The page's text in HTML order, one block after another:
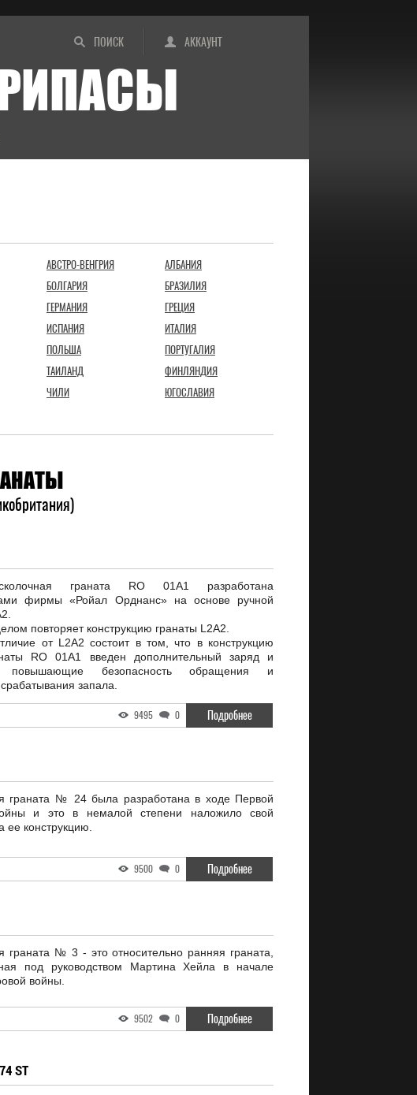
ПОИСК АККАУНТ
АВСТРО-ВЕНГРИЯ
АЛБАНИЯ
БОЛГАРИЯ
БРАЗИЛИЯ
ГЕРМАНИЯ
ГРЕЦИЯ
ИСПАНИЯ
ИТАЛИЯ
ПОЛЬША
ПОРТУГАЛИЯ
ТАИЛАНД
ФИНЛЯНДИЯ
ЧИЛИ
ЮГОСЛАВИЯ
граната RO 01A1 разработана
фирмы «Ройал Орднанс» на основе ручной
повторяет конструкцию гранаты L2A2.
от L2A2 состоит в том, что в конструкцию
RO 01A1 введен дополнительный заряд и
повышающие безопасность обращения и
запала.
9495 0 Подробнее
граната № 24 была разработана в ходе Первой
и это в немалой степени наложило свой
ее конструкцию.
9500 0 Подробнее
граната № 3 - это относительно ранняя граната,
под руководством Мартина Хейла в начале
войны.
9502 0 Подробнее
ST